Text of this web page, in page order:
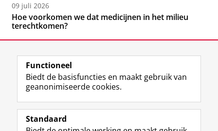
09 juli 2026
Hoe voorkomen we dat medicijnen in het milieu
terechtkomen?
Volg de RUG
F
a
L
i
R
S
I
n
Y
o
Functioneel
Biedt de basisfuncties en maakt gebruik van
geanonimiseerde cookies.
Standaard